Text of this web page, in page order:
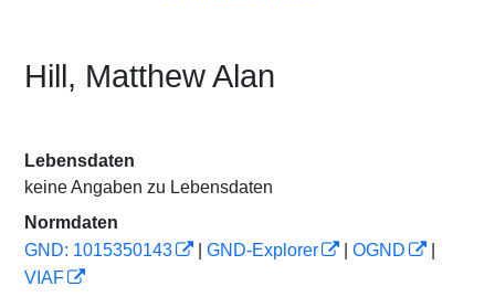
Hill, Matthew Alan
Lebensdaten
keine Angaben zu Lebensdaten
Normdaten
GND: 1015350143
GND-Explorer OGND
VIAF